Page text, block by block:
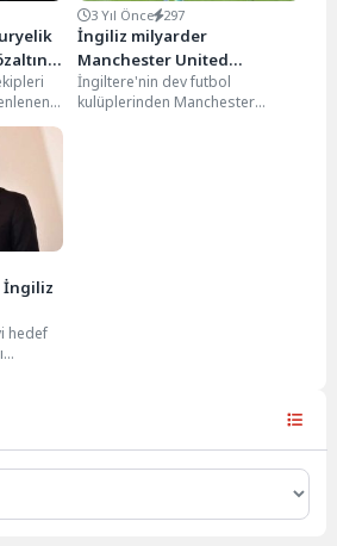
3 Yıl Önce 297
İngiliz milyarder
Manchester United
hisselerinin yüzde 25’ini
satın alıyor
İngiltere'nin dev futbol
kulüplerinden Manchester
İngiliz
hedef
etti.